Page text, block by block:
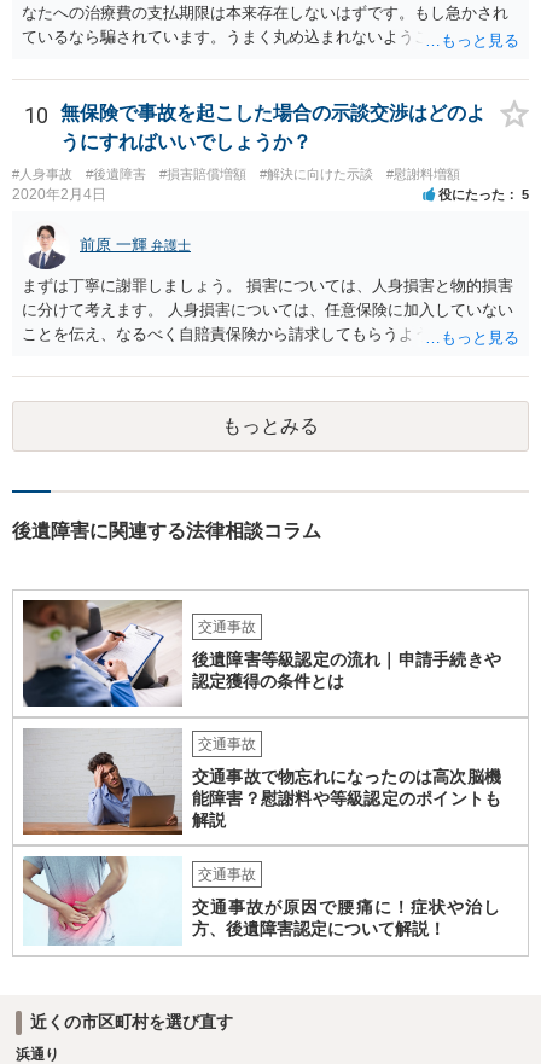
なたへの治療費の支払期限は本来存在しないはずです。もし急かされ
ているなら騙されています。うまく丸め込まれないようご注意下さ
せんが、受診したならば提出すべきです。
10
無保険で事故を起こした場合の示談交渉はどのよ
うにすればいいでしょうか？
#人身事故 #後遺障害 #損害賠償増額 #解決に向けた示談 #慰謝料増額
2020年2月4日 役にたった 5
前原 一輝 弁護士
まずは丁寧に謝罪しましょう。 損害については、人身損害と物的損害
に分けて考えます。 人身損害については、任意保険に加入していない
ことを伝え、なるべく自賠責保険から請求してもらうようお願いして
願いしてください。 物的損害については、請求の根拠を精査する必要
があり、写真や見積書を送ってもらい、請求金額が正当化をちゃんと
チェックする必要があります。 相談者様の資力がどれだけあるのかは
分かりませんが、資力に応じた対応をして行くほかありません。 訴訟
ャラクターの問題もあるので、どうすればよいのかという正解はあり
合によっては交渉を任せた方がいいかもしれません。
もっとみる
後遺障害に関連する法律相談コラム
交通事故
後遺障害等級認定の流れ｜申請手続きや
認定獲得の条件とは
交通事故
交通事故で物忘れになったのは高次脳機
能障害？慰謝料や等級認定のポイントも
解説
交通事故
交通事故が原因で腰痛に！症状や治し
方、後遺障害認定について解説！
近くの市区町村を選び直す
浜通り